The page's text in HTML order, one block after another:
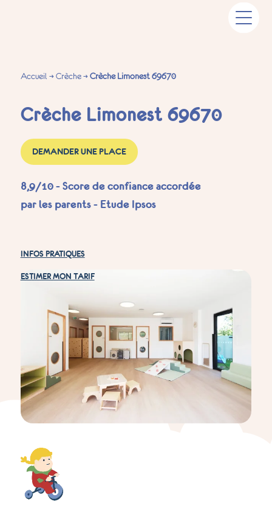
Accueil →Crèche→Crèche Limonest 69670
Crèche Limonest 69670
DEMANDER UNE PLACE
8,9/10 - Score de confiance accordée
par les parents - Etude Ipsos
INFOS PRATIQUES
ESTIMER MON TARIF